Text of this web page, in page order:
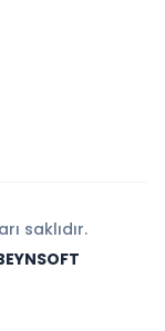
saklıdır.